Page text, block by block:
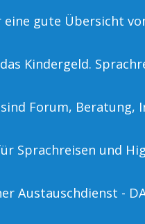
gute Übersicht
Kindergeld.
sind Forum, Beratung,
Sprachreisen und
Austauschdienst -